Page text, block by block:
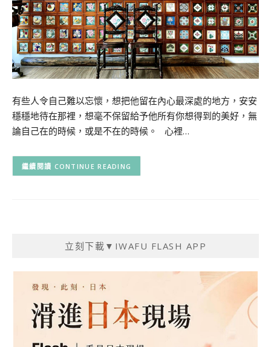
有些人令自己難以忘懷，想把他留在內心最深處的地方，安安
穩穩地待在那裡，想毫不保留給予他所有你想得到的美好，無
論自己在的時候，或是不在的時候。 心裡…
CONTINUE READING
立刻下載▼IWAFU FLASH APP